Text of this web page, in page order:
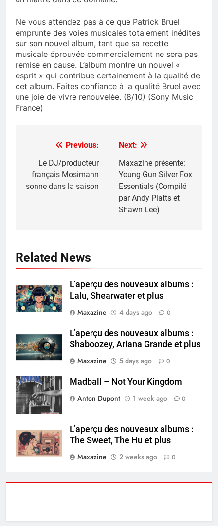
Ne vous attendez pas à ce que Patrick Bruel
emprunte des voies musicales totalement inédites
sur son nouvel album, tant que sa recette
musicale éprouvée commercialement ne sera pas
remise en cause. L’album montre un nouvel «
esprit » qui contribue certainement à la qualité de
cet album. Faites confiance à la qualité Bruel avec
une joie de vivre renouvelée. (8/10) (Sony Music
France)
navigation
Previous:
Le DJ/producteur
français Mosimann
sonne dans la saison
Next:
Maxazine présente:
Young Gun Silver Fox
Essentials (Compilé
par Andy Platts et
Shawn Lee)
Related News
L’aperçu des nouveaux albums :
Lalu, Shearwater et plus
Maxazine
4 days ago 0
L’aperçu des nouveaux albums :
Shaboozey, Ariana Grande et plus
Maxazine
5 days ago 0
Madball – Not Your Kingdom
Anton Dupont
1 week ago 0
L’aperçu des nouveaux albums :
The Sweet, The Hu et plus
Maxazine
2 weeks ago 0